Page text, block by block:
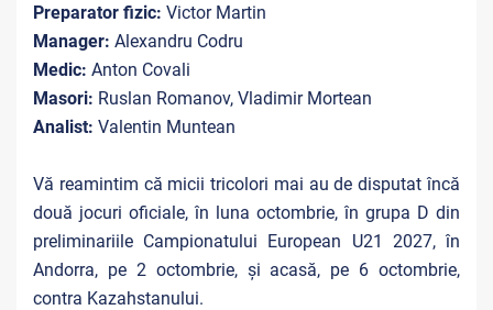
Preparator fizic: Victor Martin
Manager: Alexandru Codru
Medic: Anton Covali
Masori: Ruslan Romanov, Vladimir Mortean
Analist: Valentin Muntean
Vă reamintim că micii tricolori mai au de disputat încă
două jocuri oficiale, în luna octombrie, în grupa D din
preliminariile Campionatului European U21 2027, în
Andorra, pe 2 octombrie, și acasă, pe 6 octombrie,
contra Kazahstanului.